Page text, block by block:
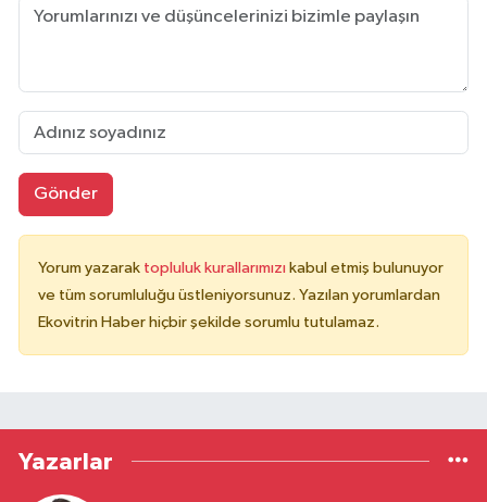
Gönder
Yorum yazarak topluluk kurallarımızı kabul etmiş bulunuyor
ve tüm sorumluluğu üstleniyorsunuz. Yazılan yorumlardan
Ekovitrin Haber hiçbir şekilde sorumlu tutulamaz.
Yazarlar